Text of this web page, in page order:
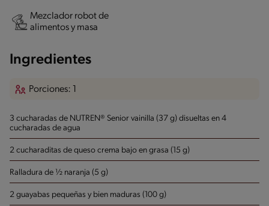
Mezclador robot de
alimentos y masa
Ingredientes
Porciones: 1
3 cucharadas de NUTREN® Senior vainilla (37 g) disueltas en 4
cucharadas de agua
2 cucharaditas de queso crema bajo en grasa (15 g)
Ralladura de ½ naranja (5 g)
2 guayabas pequeñas y bien maduras (100 g)